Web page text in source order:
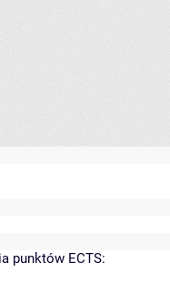
punktów ECTS: